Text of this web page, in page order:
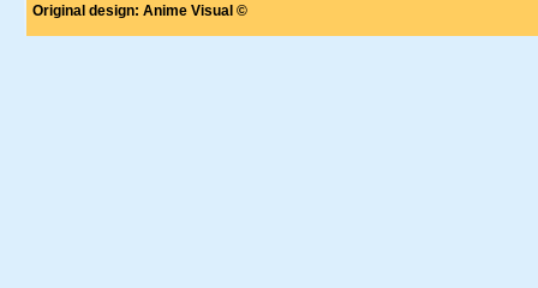
Original design: Anime Visual ©